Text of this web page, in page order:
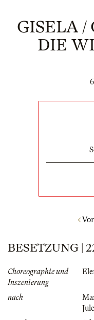
GISELA /
DIE
BESETZUNG |
Choreographie und
Inszenierung
nach